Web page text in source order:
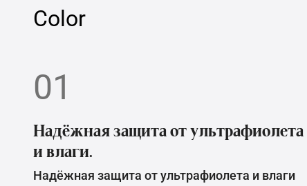
Color
01
Надёжная защита от ультрафиолета
и влаги.
Надёжная защита от ультрафиолета и влаги